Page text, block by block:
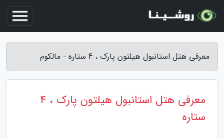
معرفی هتل استانبول هیلتون پارک ، 4 ستاره - مالکوم
معرفی هتل استانبول هیلتون پارک ، 4
ستاره